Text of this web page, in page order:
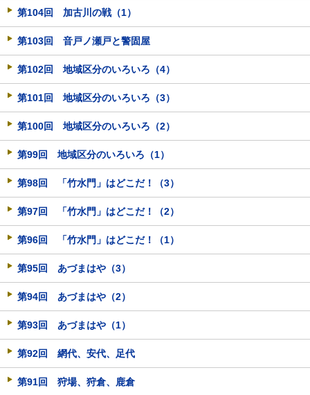
第104回 加古川の戦（1）
第103回 音戸ノ瀬戸と警固屋
第102回 地域区分のいろいろ（4）
第101回 地域区分のいろいろ（3）
第100回 地域区分のいろいろ（2）
第99回 地域区分のいろいろ（1）
第98回 「竹水門」はどこだ！（3）
第97回 「竹水門」はどこだ！（2）
第96回 「竹水門」はどこだ！（1）
第95回 あづまはや（3）
第94回 あづまはや（2）
第93回 あづまはや（1）
第92回 網代、安代、足代
第91回 狩場、狩倉、鹿倉